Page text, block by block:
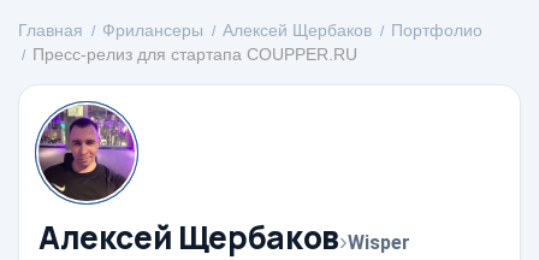
Главная Фрилансеры Алексей Щербаков
Портфолио
Пресс-релиз для стартапа COUPPER.RU
Алексей Щербаков›Wisper